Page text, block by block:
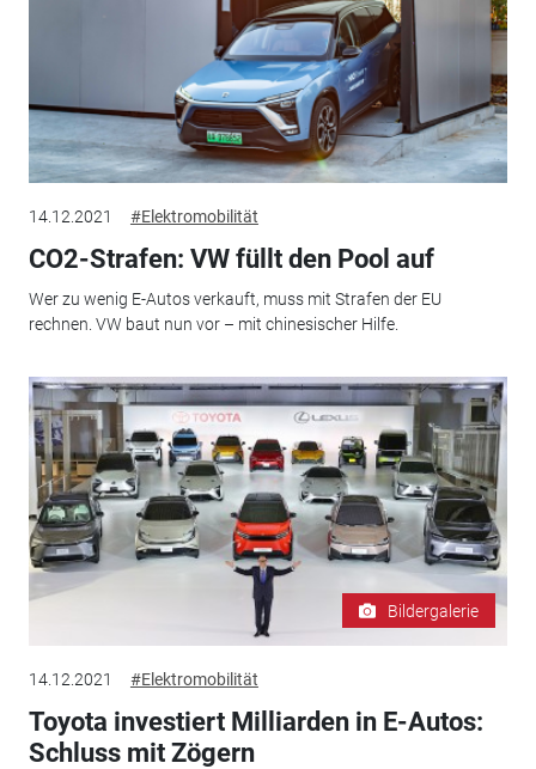
14.12.2021 #Elektromobilität
CO2-Strafen: VW füllt den Pool auf
Wer zu wenig E-Autos verkauft, muss mit Strafen der EU
rechnen. VW baut nun vor – mit chinesischer Hilfe.
Bildergalerie
14.12.2021 #Elektromobilität
Toyota investiert Milliarden in E-Autos:
Schluss mit Zögern